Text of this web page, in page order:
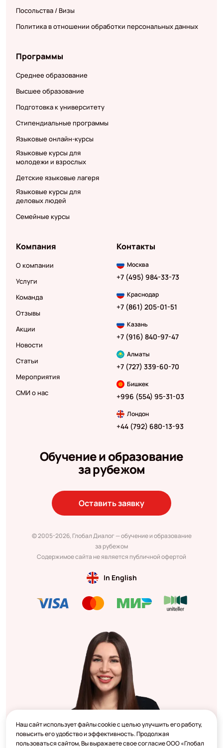
Посольства / Визы
Политика в отношении обработки персональных данных
Программы
Среднее образование
Высшее образование
Подготовка к университету
Стипендиальные программы
Языковые онлайн-курсы
Языковые курсы для
молодежи и взрослых
Детские языковые лагеря
Языковые курсы для
деловых людей
Семейные курсы
Компания
О компании
Услуги
Команда
Отзывы
Акции
Новости
Статьи
Мероприятия
СМИ о нас
Контакты
Москва
+7 (495) 984-33-73
Краснодар
+7 (861) 205-01-51
Казань
+7 (916) 840-97-47
Алматы
+7 (727) 339-60-70
Бишкек
+996 (554) 95-31-03
Лондон
+44 (792) 680-13-93
Обучение и образование
за рубежом
Оставить заявку
© 2005-2026, Глобал Диалог — обучение и образование
за рубежом
Содержимое сайта не является публичной офертой
In English
Наш сайт использует файлы cookie с целью улучшить его работу,
повысить его удобство и эффективность. Продолжая
пользоваться сайтом, Вы выражаете свое согласие ООО «Глобал